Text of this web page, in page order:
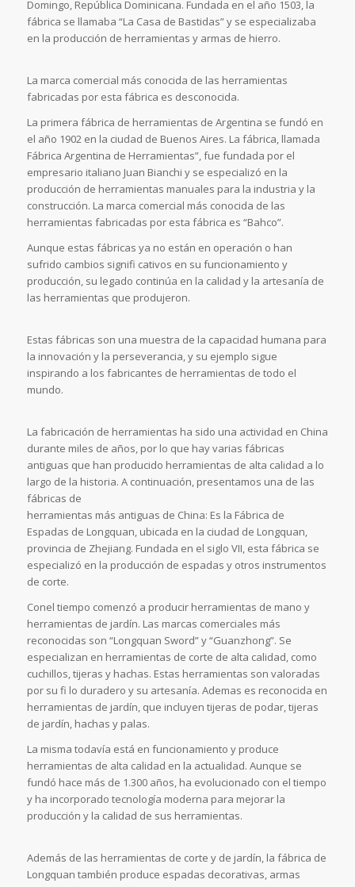
Domingo, República Dominicana. Fundada en el año 1503, la
fábrica se llamaba “La Casa de Bastidas” y se especializaba
en la producción de herramientas y armas de hierro.
La marca comercial más conocida de las herramientas
fabricadas por esta fábrica es desconocida.
La primera fábrica de herramientas de Argentina se fundó en
el año 1902 en la ciudad de Buenos Aires. La fábrica, llamada
Fábrica Argentina de Herramientas”, fue fundada por el
empresario italiano Juan Bianchi y se especializó en la
producción de herramientas manuales para la industria y la
construcción. La marca comercial más conocida de las
herramientas fabricadas por esta fábrica es “Bahco”.
Aunque estas fábricas ya no están en operación o han
sufrido cambios signifi cativos en su funcionamiento y
producción, su legado continúa en la calidad y la artesanía de
las herramientas que produjeron.
Estas fábricas son una muestra de la capacidad humana para
la innovación y la perseverancia, y su ejemplo sigue
inspirando a los fabricantes de herramientas de todo el
mundo.
La fabricación de herramientas ha sido una actividad en China
durante miles de años, por lo que hay varias fábricas
antiguas que han producido herramientas de alta calidad a lo
largo de la historia. A continuación, presentamos una de las
fábricas de
herramientas más antiguas de China: Es la Fábrica de
Espadas de Longquan, ubicada en la ciudad de Longquan,
provincia de Zhejiang. Fundada en el siglo VII, esta fábrica se
especializó en la producción de espadas y otros instrumentos
de corte.
Conel tiempo comenzó a producir herramientas de mano y
herramientas de jardín. Las marcas comerciales más
reconocidas son “Longquan Sword” y “Guanzhong”. Se
especializan en herramientas de corte de alta calidad, como
cuchillos, tijeras y hachas. Estas herramientas son valoradas
por su fi lo duradero y su artesanía. Ademas es reconocida en
herramientas de jardín, que incluyen tijeras de podar, tijeras
de jardín, hachas y palas.
La misma todavía está en funcionamiento y produce
herramientas de alta calidad en la actualidad. Aunque se
fundó hace más de 1.300 años, ha evolucionado con el tiempo
y ha incorporado tecnología moderna para mejorar la
producción y la calidad de sus herramientas.
Además de las herramientas de corte y de jardín, la fábrica de
Longquan también produce espadas decorativas, armas